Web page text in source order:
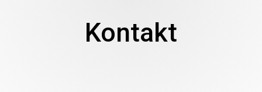
Kontakt